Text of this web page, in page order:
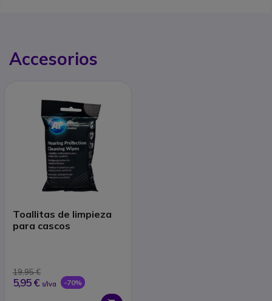
Accesorios
Toallitas de limpieza
para cascos
19,95 €
5,95 € s/Iva -70%